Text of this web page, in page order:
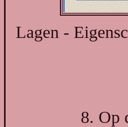
Lagen -
8. Op